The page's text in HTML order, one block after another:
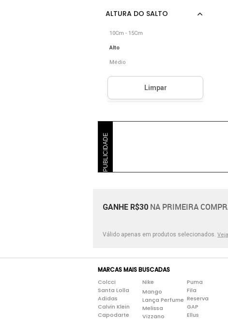
10Cm - 15Cm
Alto
Médio
PUBLICIDADE
GANHE R$30 NA PRIMEIRA
Válido apenas em produtos selecionados.
MARCAS MAIS BUSCADAS
Colcci
Santa Lolla
Adidas
Calvin Klein
Capodarte
Nike
Mango
Lança Perfume
Melissa
Vizzano
Puma
Fila
Reserva
GAP
Ellus